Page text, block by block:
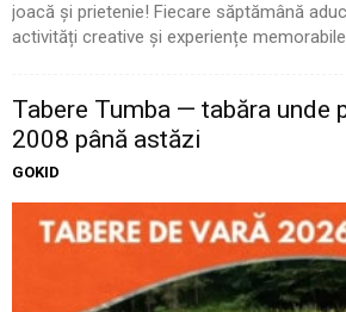
joacă și prietenie! Fiecare săptămână
activități creative și experiențe
Tabere Tumba — tabăra unde
2008 până astăzi
GOKID